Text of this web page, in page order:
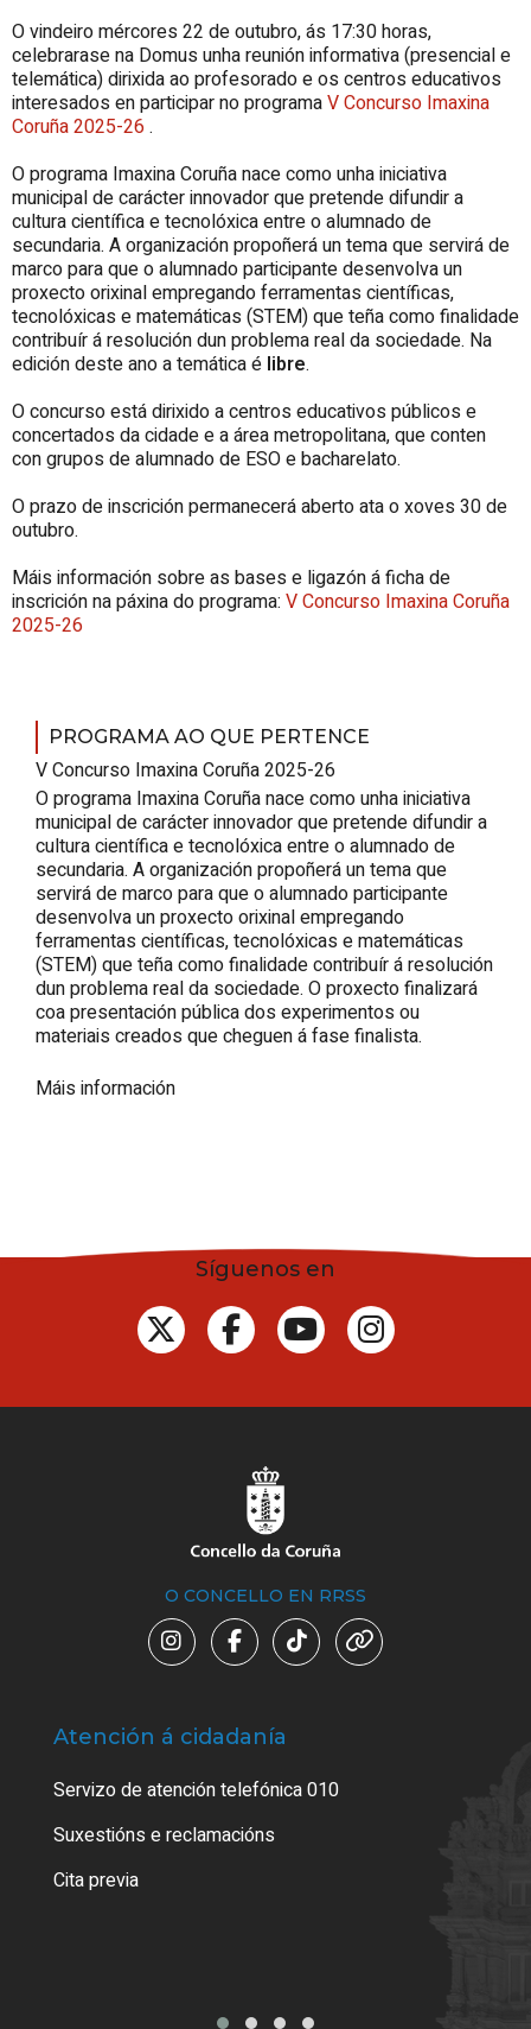
O vindeiro mércores 22 de outubro, ás 17:30 horas,
celebrarase na Domus unha reunión informativa (presencial e
telemática) dirixida ao profesorado e os centros educativos
interesados en participar no programaV Concurso Imaxina
Coruña 2025-26 .
O programa Imaxina Coruña nace como unha iniciativa
municipal de carácter innovador que pretende difundir a
cultura científica e tecnolóxica entre o alumnado de
secundaria. A organización propoñerá un tema que servirá de
marco para que o alumnado participante desenvolva un
proxecto orixinal empregando ferramentas científicas,
tecnolóxicas e matemáticas (STEM) que teña como finalidade
contribuír á resolución dun problema real da sociedade. Na
edición deste ano a temática é libre.
O concurso está dirixido a centros educativos públicos e
concertados da cidade e a área metropolitana, que conten
con grupos de alumnado de ESO e bacharelato.
O prazo de inscrición permanecerá aberto ata o xoves 30 de
outubro.
Máis información sobre as bases e ligazón á ficha de
inscrición na páxina do programa: V Concurso Imaxina Coruña
2025-26
PROGRAMA AO QUE PERTENCE
V Concurso Imaxina Coruña 2025-26
O programa Imaxina Coruña nace como unha iniciativa
municipal de carácter innovador que pretende difundir a
cultura científica e tecnolóxica entre o alumnado de
secundaria. A organización propoñerá un tema que
servirá de marco para que o alumnado participante
desenvolva un proxecto orixinal empregando
ferramentas científicas, tecnolóxicas e matemáticas
(STEM) que teña como finalidade contribuír á resolución
dun problema real da sociedade. O proxecto finalizará
coa presentación pública dos experimentos ou
materiais creados que cheguen á fase finalista.
Máis información
Síguenos en
O CONCELLO EN RRSS
Atención á cidadanía
Servizo de atención telefónica 010
Suxestións e reclamacións
Cita previa